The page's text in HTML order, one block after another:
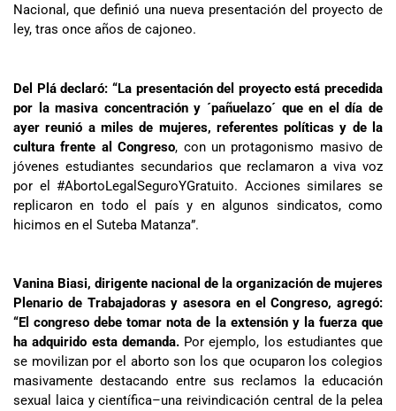
Nacional, que definió una nueva presentación del proyecto de
ley, tras once años de cajoneo.
Del Plá declaró: “La presentación del proyecto está precedida
por la masiva concentración y ´pañuelazo´ que en el día de
ayer reunió a miles de mujeres, referentes políticas y de la
cultura frente al Congreso, con un protagonismo masivo de
jóvenes estudiantes secundarios que reclamaron a viva voz
por el #AbortoLegalSeguroYGratuito. Acciones similares se
replicaron en todo el país y en algunos sindicatos, como
hicimos en el Suteba Matanza”.
Vanina Biasi, dirigente nacional de la organización de mujeres
Plenario de Trabajadoras y asesora en el Congreso, agregó:
“El congreso debe tomar nota de la extensión y la fuerza que
ha adquirido esta demanda.Por ejemplo, los estudiantes que
se movilizan por el aborto son los que ocuparon los colegios
masivamente destacando entre sus reclamos la educación
sexual laica y científica–una reivindicación central de la pelea